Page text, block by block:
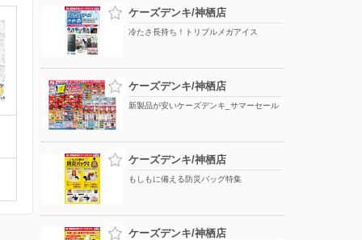
ケーズデンキ/神栖店
冷たさ長持ち！トリプルメガアイス
ケーズデンキ/神栖店
新製品が安いケーズデンキ_サマーセール
ケーズデンキ/神栖店
もしもに備える防災バッグ特集
ケーズデンキ/神栖店